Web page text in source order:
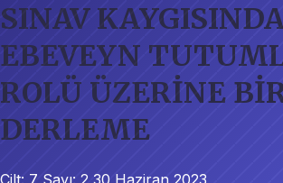
SINAV
EBEVEYN
ROLÜ ÜZERİNE
DERLEME
Cilt: 7 Sayı: 2 30 Haziran 2023